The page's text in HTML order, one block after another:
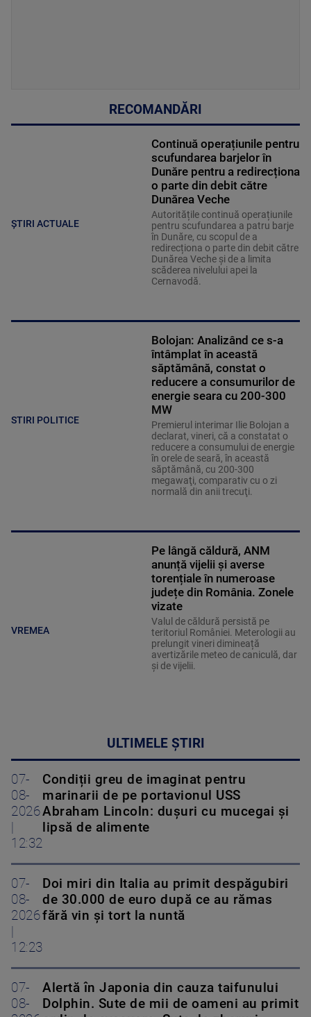
RECOMANDĂRI
ȘTIRI ACTUALE
Continuă operațiunile pentru
scufundarea barjelor în
Dunăre pentru a redirecționa
o parte din debit către
Dunărea Veche
Autoritățile continuă operațiunile
pentru scufundarea a patru barje
în Dunăre, cu scopul de a
redirecționa o parte din debit către
Dunărea Veche și de a limita
scăderea nivelului apei la
Cernavodă.
STIRI POLITICE
Bolojan: Analizând ce s-a
întâmplat în această
săptămână, constat o
reducere a consumurilor de
energie seara cu 200-300
MW
Premierul interimar Ilie Bolojan a
declarat, vineri, că a constatat o
reducere a consumului de energie
în orele de seară, în această
săptămână, cu 200-300
megawaţi, comparativ cu o zi
normală din anii trecuţi.
VREMEA
Pe lângă căldură, ANM
anunță vijelii și averse
torențiale în numeroase
județe din România. Zonele
vizate
Valul de căldură persistă pe
teritoriul României. Meterologii au
prelungit vineri dimineață
avertizările meteo de caniculă, dar
și de vijelii.
ULTIMELE ȘTIRI
07-
08-
2026
|
12:32
Condiții greu de imaginat pentru
marinarii de pe portavionul USS
Abraham Lincoln: dușuri cu mucegai și
lipsă de alimente
07-
08-
2026
|
12:23
Doi miri din Italia au primit despăgubiri
de 30.000 de euro după ce au rămas
fără vin și tort la nuntă
07-
08-
Alertă în Japonia din cauza taifunului
Dolphin. Sute de mii de oameni au primit